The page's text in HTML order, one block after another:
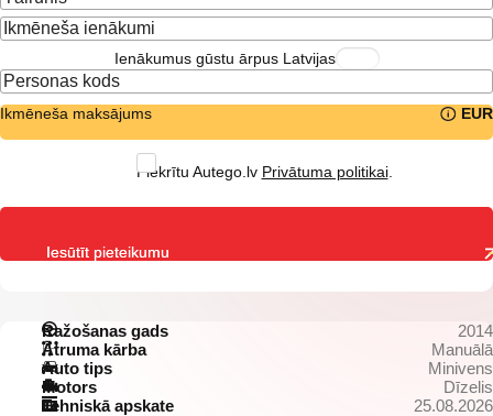
Ienākumus gūstu ārpus Latvijas
Ikmēneša maksājums EUR
Piekrītu Autego.lv Privātuma politikai.
Ražošanas gads
2014
Ātruma kārba
Manuālā
Auto tips
Minivens
Motors
Dīzelis
Tehniskā apskate
25.08.2026